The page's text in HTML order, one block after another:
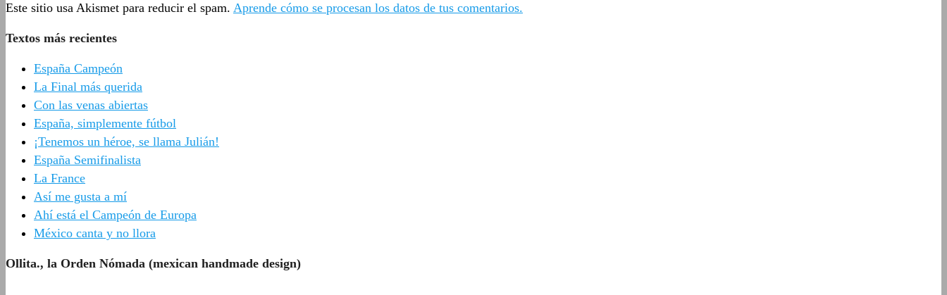
Este sitio usa Akismet para reducir el spam. Aprende cómo se procesan los datos de tus comentarios.
Textos más recientes
España Campeón
La Final más querida
Con las venas abiertas
España, simplemente fútbol
¡Tenemos un héroe, se llama Julián!
España Semifinalista
La France
Así me gusta a mí
Ahí está el Campeón de Europa
México canta y no llora
Ollita., la Orden Nómada (mexican handmade design)